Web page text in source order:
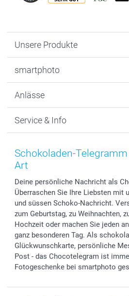
Unsere Produkte
Fotogeschenke
MyNameBook
Fotoabzüge, Fotos als Buch & Poster
Zubehör & Material
Foto-Kalender & Agenden
Geschenk-Gutscheine (PDF)
smartphoto
Warum smartphoto
Datenschutz
AGB
Impressum
Partnerprogramme
Investor Relations
B2B smartbusiness
Widerrufsrecht
Anlässe
Neujahr
Muttertag
Vatertag
Hochzeit
Geburtstag
Geburt
Zu allen Anlässen
Service & Info
Anmelden /Registrieren
Preise und Versandkosten
72h Lieferung
Zahlungsmöglichkeiten
Sitemap
Status der Bestellung
smartfriends
smartgarantie
smartbonus
Schokoladen-
Art
Deine persönliche Nachricht als
Überraschen Sie Ihre Liebsten mit
und süssen Schoko-Nachricht.
zum Geburtstag, zu Weihnachten,
Hochzeit oder machen Sie jeden
ganz besonderen Tag. Als
Glückwunschkarte, persönliche
Post - das Chocotelegram ist
Fotogeschenke bei smartphoto